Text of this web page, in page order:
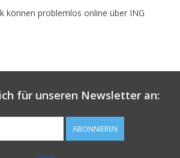
können problemlos online über ING
für unseren Newsletter an:
ABONNIEREN